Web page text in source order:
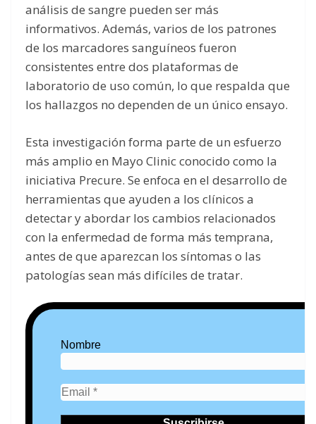
análisis de sangre pueden ser más
informativos. Además, varios de los patrones
de los marcadores sanguíneos fueron
consistentes entre dos plataformas de
laboratorio de uso común, lo que respalda que
los hallazgos no dependen de un único ensayo.
Esta investigación forma parte de un esfuerzo
más amplio en Mayo Clinic conocido como la
iniciativa Precure. Se enfoca en el desarrollo de
herramientas que ayuden a los clínicos a
detectar y abordar los cambios relacionados
con la enfermedad de forma más temprana,
antes de que aparezcan los síntomas o las
patologías sean más difíciles de tratar.
Nombre